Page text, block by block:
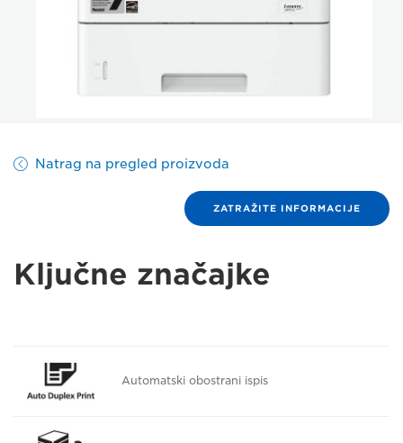
Natrag na pregled proizvoda
ZATRAŽITE INFORMACIJE
Ključne značajke
Automatski obostrani ispis